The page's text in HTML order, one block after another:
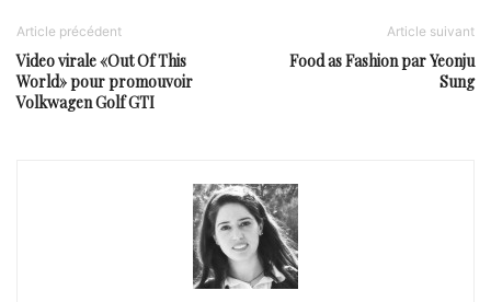
Article précédent
Video virale «Out Of This
World» pour promouvoir
Volkwagen Golf GTI
Article suivant
Food as Fashion par Yeonju
Sung